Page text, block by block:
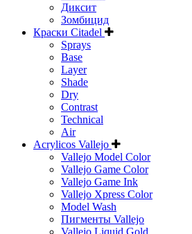
Диксит
Зомбицид
Краски Citadel
Sprays
Base
Layer
Shade
Dry
Contrast
Technical
Air
Acrylicos Vallejo
Vallejo Model Color
Vallejo Game Color
Vallejo Game Ink
Vallejo Xpress Color
Model Wash
Пигменты Vallejo
Vallejo Liquid Gold